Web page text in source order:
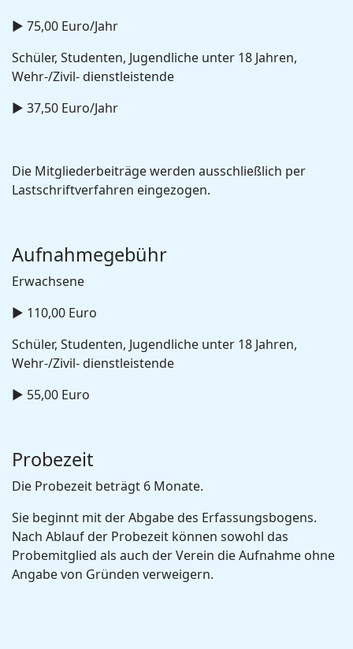
► 75,00 Euro/Jahr
Schüler, Studenten, Jugendliche unter 18 Jahren,
Wehr-/Zivil- dienstleistende
► 37,50 Euro/Jahr
Die Mitgliederbeiträge werden ausschließlich per
Lastschriftverfahren eingezogen.
Aufnahmegebühr
Erwachsene
► 110,00 Euro
Schüler, Studenten, Jugendliche unter 18 Jahren,
Wehr-/Zivil- dienstleistende
► 55,00 Euro
Probezeit
Die Probezeit beträgt 6 Monate.
Sie beginnt mit der Abgabe des Erfassungsbogens.
Nach Ablauf der Probezeit können sowohl das
Probemitglied als auch der Verein die Aufnahme ohne
Angabe von Gründen verweigern.